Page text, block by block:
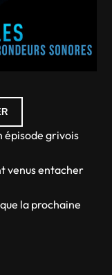
épisode grivois
venus entacher
la prochaine